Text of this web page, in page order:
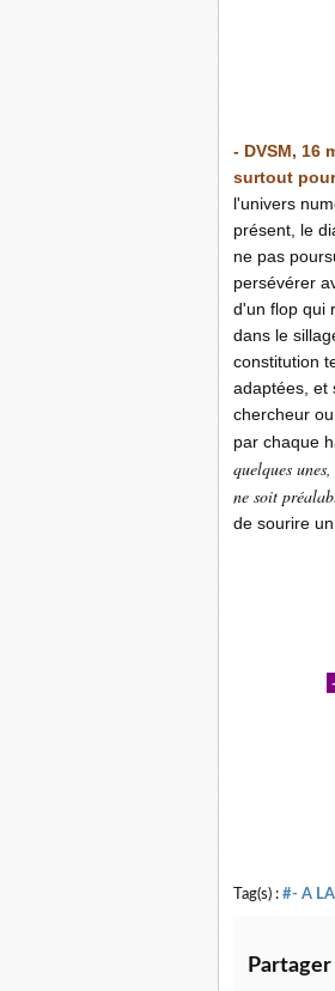
- DVSM, 16
surtout
l'univers
présent, le
ne pas
persévérer
d'un flop qui
dans le
constitution
adaptées, et
chercheur
par chaque
quelques
ne soit
de sourire
Tag(s) : #- A